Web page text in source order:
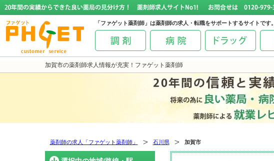
加賀市の薬剤師求人情報が充実！ファゲット薬剤師
「ファゲット薬剤師」は薬剤師の求人・転職をサポートするサイトです。
薬剤師の求人「ファゲット薬剤師」 石川県 加賀市